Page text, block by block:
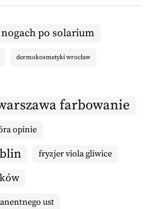
po solarium
dermokosmetyki wrocław
farbowanie
opinie
fryzjer viola gliwice
ust